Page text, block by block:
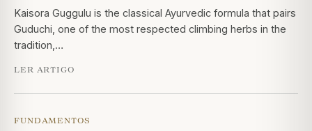
Kaisora Guggulu is the classical Ayurvedic formula that pairs
Guduchi, one of the most respected climbing herbs in the
tradition,…
LER ARTIGO
FUNDAMENTOS